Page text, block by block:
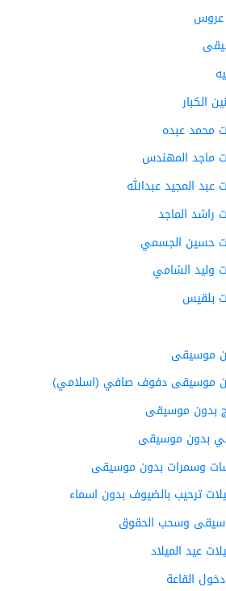
الكبار
محمد عبده
ماجد المهندس
عبد المجيد عبدالله
راشد الماجد
حسين الجسمي
وليد الشامي
بلقيس
موسيقى
موسيقى دفوف صافي (اسلامي)
بدون موسيقى
بدون موسيقى
وسمرات بدون موسيقى
ترحيب بالضيوف بدون اسماء
وسحب الحقوق
عيد الميلاد
القاعة